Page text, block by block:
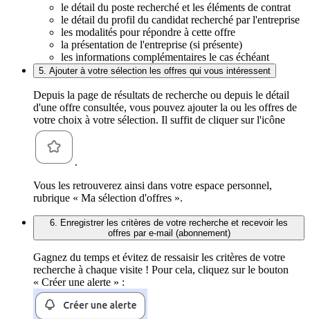
le détail du poste recherché et les éléments de contrat
le détail du profil du candidat recherché par l'entreprise
les modalités pour répondre à cette offre
la présentation de l'entreprise (si présente)
les informations complémentaires le cas échéant
5. Ajouter à votre sélection les offres qui vous intéressent
Depuis la page de résultats de recherche ou depuis le détail
d'une offre consultée, vous pouvez ajouter la ou les offres de
votre choix à votre sélection. Il suffit de cliquer sur l'icône
.
Vous les retrouverez ainsi dans votre espace personnel,
rubrique « Ma sélection d'offres ».
6. Enregistrer les critères de votre recherche et recevoir les
offres par e-mail (abonnement)
Gagnez du temps et évitez de ressaisir les critères de votre
recherche à chaque visite ! Pour cela, cliquez sur le bouton
« Créer une alerte » :